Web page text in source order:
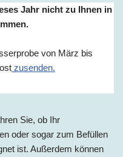
Jahr nicht zu Ihnen in
von März bis
zusenden.
Sie, ob Ihr
oder sogar zum Befüllen
ist. Außerdem können